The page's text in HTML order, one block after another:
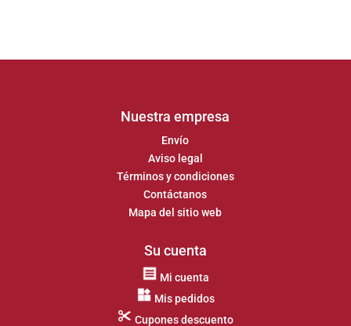
Nuestra empresa
Envío
Aviso legal
Términos y condiciones
Contáctanos
Mapa del sitio web
Su cuenta
Mi cuenta
Mis pedidos
Cupones descuento